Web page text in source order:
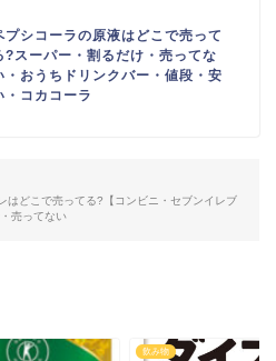
プシコーラの原液はどこで売って
?スーパー・割るだけ・売ってな
・おうちドリンクバー・値段・安
・コカコーラ
はどこで売ってる?【コンビニ・セブンイレブ
売ってない
飲み物